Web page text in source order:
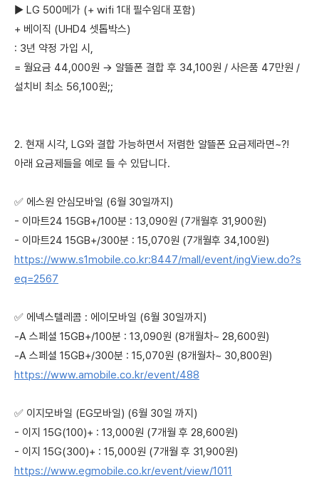
▶ LG 500메가 (+ wifi 1대 필수임대 포함)
+ 베이직 (UHD4 셋톱박스)
: 3년 약정 가입 시,
= 월요금 44,000원 → 알뜰폰 결합 후 34,100원 / 사은품 47만원 /
설치비 최소 56,100원;;
2. 현재 시각, LG와 결합 가능하면서 저렴한 알뜰폰 요금제라면~?!
아래 요금제들을 예로 들 수 있답니다.
✅ 에스원 안심모바일 (6월 30일까지)
- 이마트24 15GB+/100분 : 13,090원 (7개월후 31,900원)
- 이마트24 15GB+/300분 : 15,070원 (7개월후 34,100원)
https://www.s1mobile.co.kr:8447/mall/event/ingView.do?s
eq=2567
✅ 에넥스텔레콤 : 에이모바일 (6월 30일까지)
-A 스페셜 15GB+/100분 : 13,090원 (8개월차~ 28,600원)
-A 스페셜 15GB+/300분 : 15,070원 (8개월차~ 30,800원)
https://www.amobile.co.kr/event/488
✅ 이지모바일 (EG모바일) (6월 30일 까지)
- 이지 15G(100)+ : 13,000원 (7개월 후 28,600원)
- 이지 15G(300)+ : 15,000원 (7개월 후 31,900원)
https://www.egmobile.co.kr/event/view/1011